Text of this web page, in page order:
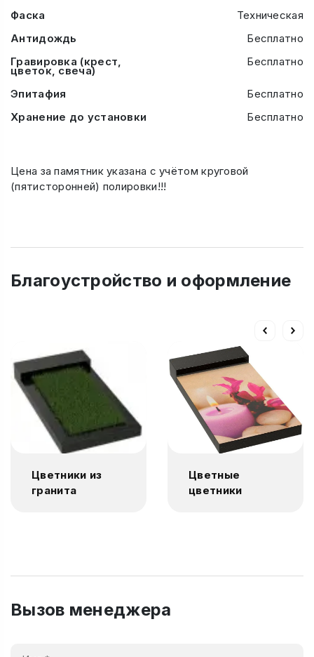
Фаска
Техническая
Антидождь
Бесплатно
Гравировка (крест,
цветок, свеча)
Бесплатно
Эпитафия
Бесплатно
Хранение до установки
Бесплатно
Цена за памятник указана с учётом круговой
(пятисторонней) полировки!!!
Благоустройство и оформление
Цветники из
гранита
Цветные
цветники
Вызов менеджера